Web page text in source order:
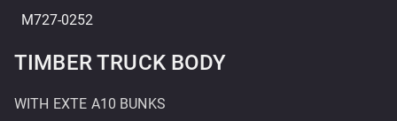
M727-0252
TIMBER TRUCK BODY
WITH EXTE A10 BUNKS